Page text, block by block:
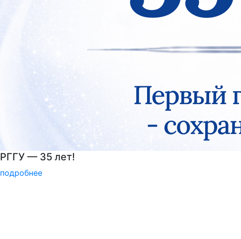
РГГУ — территория вежливости
подробнее